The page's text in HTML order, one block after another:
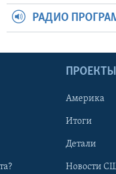
РАДИО
ПРОЕКТЫ
Америка
Итоги
Детали
Новости